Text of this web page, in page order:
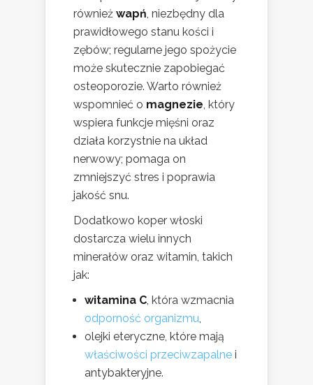
również wapń, niezbędny dla
prawidłowego stanu kości i
zębów; regularne jego spożycie
może skutecznie zapobiegać
osteoporozie. Warto również
wspomnieć o magnezie, który
wspiera funkcje mięśni oraz
działa korzystnie na układ
nerwowy; pomaga on
zmniejszyć stres i poprawia
jakość snu.
Dodatkowo koper włoski
dostarcza wielu innych
minerałów oraz witamin, takich
jak:
witamina C, która wzmacnia
odporność organizmu,
olejki eteryczne, które mają
właściwości przeciwzapalne i
antybakteryjne.